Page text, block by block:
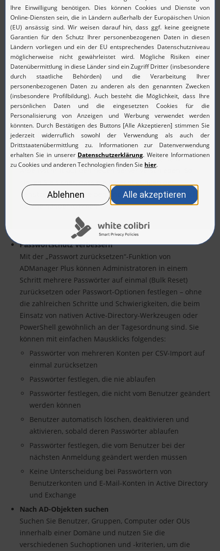
und ausgehender Nachrichten, die maximale Anzahl von
Adressaten und die Mailbox-Größe fest.
Tipp: Basisordner und Profilpfade verschieben
Bei einem vollständigen Server-Upgrade ist es
notwendig, auch die Basisordner und Profilpfade der
von der Änderung betroffenen Anwender von einem
Server zum anderen zu verschieben. Diese Aufgabe
wird mit den nativen AD-Tools leider schnell zur
Mammutaufgabe, vor allem wenn viele Benutzer
betroffen sind. Mit ADManager Plus können Sie
hingegen auch eine große Anzahl an Basisordnern
inklusive den zugehörigen Profilpfaden in einem
Arbeitsschritt auf den neuen Server verschieben. So
stellen Sie sicher, dass die Berechtigungen der
Benutzer erhalten bleiben und die Zuordnungen nicht
durcheinanderkommen.
Passwortschutz verbessern
Mit der „Passwort zurücksetzen“-Funktion von
ADManager Plus können Administratoren in einem
Schritt mehrere Passwörter auf einmal (Bulk Reset)
zurücksetzen oder Passwort-Optionen festlegen – ohne
die zahlreichen Schritte und Schwierigkeiten, die beim
Einsatz von nativen Active-Directory-Werkzeugen oder
PowerShell gewöhnlich an der Tagesordnung sind. Sie
können mit einfachen Mausklicks folgendes:
Passwörter von mehreren Konten per CSV-Import auf
einmal zurücksetzen
Passwörter festlegen, die nie ablaufen
Passwörter festlegen, die nicht vom Benutzer geändert
werden können
Benutzer automatisch löschen, deaktivieren und
aktivieren, sobald deren Passwörter ablaufen
Passwörter festlegen, die vom Benutzer bei der
nächsten Anmeldung geändert werden müssen
Keine Unterscheidung bei Passwörtern von
Benutzerkonten und E-Mail-Konten in Active Directory
und Exchange
Nach AD-Objekten suchen
Suchen Sie Benutzer, Gruppen, Computer oder OUs
innerhalb einer Domäne und nutzen Sie die
verschiedenen Suchoptionen und -kriterien, um die